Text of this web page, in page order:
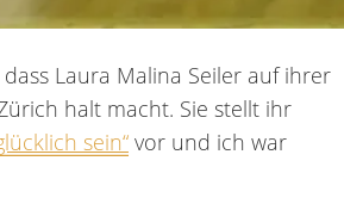
Laura Malina Seiler auf ihrer
halt macht. Sie stellt ihr
sein“ vor und ich war